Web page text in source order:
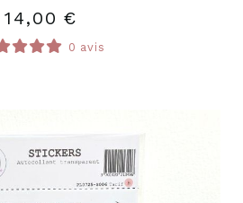
14,00 €
0 avis